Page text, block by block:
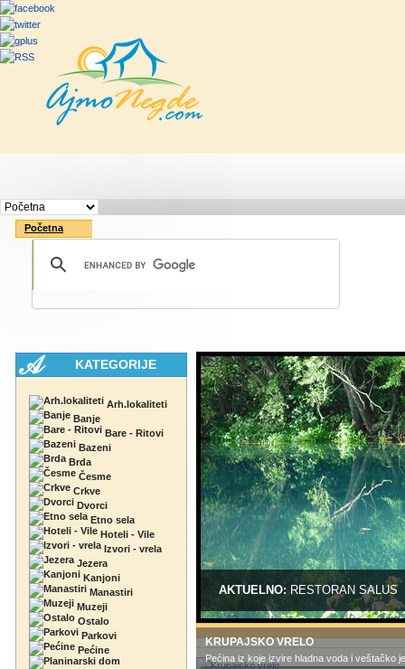
Početna
KATEGORIJE
Arh.lokaliteti
Banje
Bare - Ritovi
Bazeni
Brda
Česme
Crkve
Dvorci
Etno sela
Hoteli - Vile
Izvori - vrela
Jezera
Kanjoni
Manastiri
Muzeji
Ostalo
Parkovi
Pećine
AKTUELNO:RESTORAN SALUS
KRUPAJSKO VRELO
Pećina iz koje izvire hladna voda i veštačko